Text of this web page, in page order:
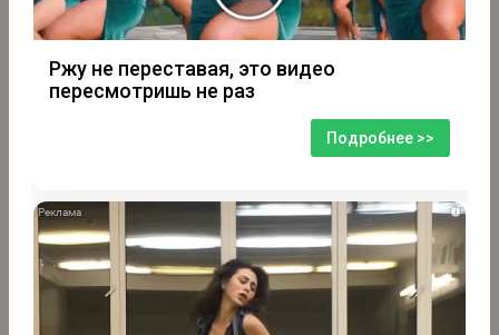
Ржу не переставая, это видео
пересмотришь не раз
Подробнее >>
i